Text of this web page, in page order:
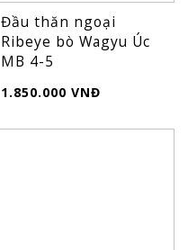
Đầu thăn ngoại
Ribeye bò Wagyu Úc
MB 4-5
1.850.000 VNĐ